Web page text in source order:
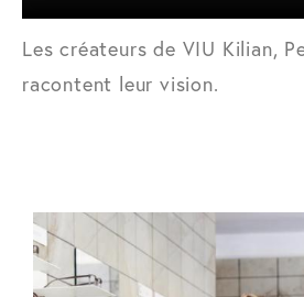
Les créateurs de VIU Kilian,
racontent leur vision.